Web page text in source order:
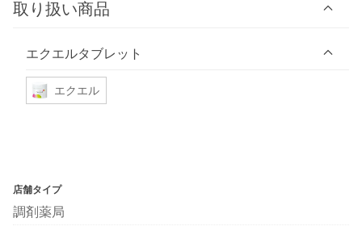
取り扱い商品
エクエルタブレット
エクエル
店舗タイプ
調剤薬局